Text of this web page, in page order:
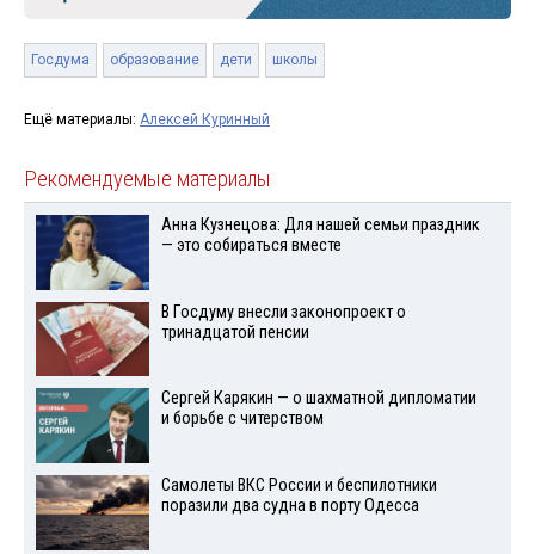
Госдума образование дети школы
Ещё материалы: Алексей Куринный
Рекомендуемые материалы
Анна Кузнецова: Для нашей семьи праздник
— это собираться вместе
В Госдуму внесли законопроект о
тринадцатой пенсии
Сергей Карякин — о шахматной дипломатии
и борьбе с читерством
Самолеты ВКС России и беспилотники
поразили два судна в порту Одесса